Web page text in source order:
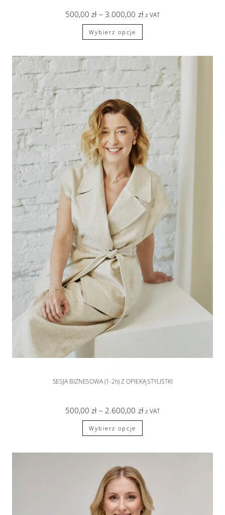
500,00 zł – 3.000,00 zł z VAT
Wybierz opcje
SESJA BIZNESOWA (1-2h) Z OPIEKĄ STYLISTKI
500,00zł – 2.600,00 zł z VAT
Wybierz opcje